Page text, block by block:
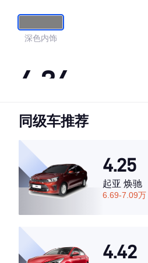
深色内饰
4.34
·外观表现较为优秀，优于54%同级车
·空间表现较为优秀，优于51%同级车
同级车推荐
4.25
起亚 焕驰
6.69-7.09万
4.42